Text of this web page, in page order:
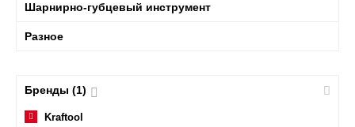
Шарнирно-губцевый инструмент
Разное
Бренды (1)
Kraftool